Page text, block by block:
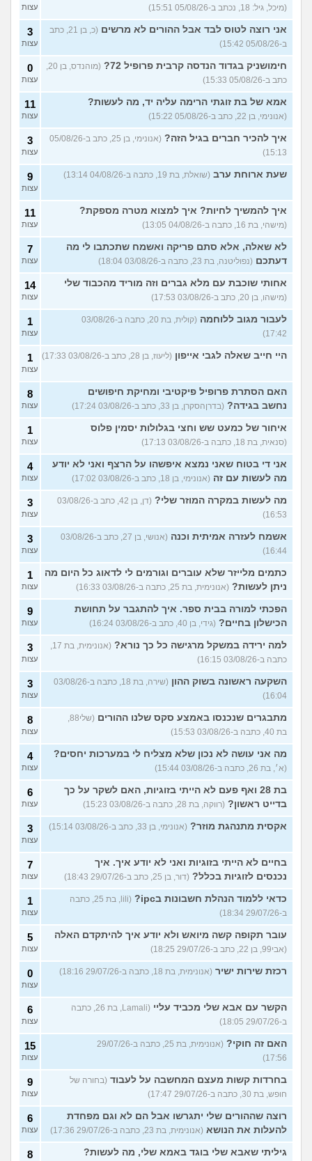
מסלול אופק מודיעין - האם
2
מה לסמן בשאלון העדפות אם
אני לא רוצה קרבי?
1
עוד שאלות חדשות במדור
(מיכל, גיל: 18, נכתב ב-05/08/26 15:51) עצות
אני רוצה לטוס לבד אבל ההורים לא מרשים
(כ, בן 21, כתב
ב-05/08/26 15:42)
3
עצות
חימושניק בגדוד הנדסה קרבית פרופיל 72?
(מוהנדס, בן 20,
כתב ב-05/08/26 15:33)
0
עצות
אמא של בת זוגתי הרימה עליה יד, מה לעשות?
(אנונימי, בן 22, כתב ב-05/08/26 15:22)
11
עצות
איך להכיר חברים בגיל הזה?
(אנונימי, בן 25, כתב ב-05/08/26
15:13)
3
עצות
שעת ארוחת ערב (שואלת, בת 19, כתבה ב-04/08/26 13:14) 9
עצות
איך להמשיך לחיות? איך למצוא מטרה מספקת?
(מישהי, בת 16, כתבה ב-04/08/26 13:05)
11
עצות
לא שאלה, אלא סתם פריקה ואשמח שתכתבו לי מה
דעתכם (נפוליטנה, בת 23, כתבה ב-03/08/26 18:04)
7
עצות
אחותי שוכבת עם מלא גברים וזה מוריד מהכבוד שלי
(מישהו, בן 20, כתב ב-03/08/26 17:53)
14
עצות
לעבור מגוב ללוחמה
(קולית, בת 20, כתבה ב-03/08/26
17:42)
1
עצות
היי חייב שאלה לגבי אייפון (ליעוז, בן 28, כתב ב-03/08/26 17:33) 1
עצות
האם הסתרת פרופיל פיקטיבי ומחיקת חיפושים
נחשב בגידה? (בדרןהסקרן, בן 33, כתב ב-03/08/26 17:24)
8
עצות
איחור של כמעט שש וחצי בגלולות יסמין פלוס
(סנאית, בת 18, כתבה ב-03/08/26 17:13)
1
עצות
אני די בטוח שאני נמצא איפשהו על הרצף ואני לא יודע
מה לעשות עם זה (אנונימי, בן 18, כתב ב-03/08/26 17:02)
4
עצות
מה לעשות במקרה המוזר שלי?
(דן, בן 42, כתב ב-03/08/26
16:53)
3
עצות
אשמח לעזרה אמיתית וכנה
(אנושי, בן 27, כתב ב-03/08/26
16:44)
3
עצות
כתמים מלייזר שלא עוברים וגורמים לי לדאוג כל היום מה
ניתן לעשות? (אנונימית, בת 25, כתבה ב-03/08/26 16:33)
1
עצות
הפכתי למורה בבית ספר. איך להתגבר על תחושת
הכישלון בחיים? (גידי, בן 40, כתב ב-03/08/26 16:24)
9
עצות
למה ירידה במשקל מרגישה כל כך נורא?
(אנונימית, בת 17,
כתבה ב-03/08/26 16:15)
3
עצות
השקעה ראשונה בשוק ההון
(שירה, בת 18, כתבה ב-03/08/26
16:04)
3
עצות
מתבגרים שנכנסו באמצע סקס שלנו ההורים
(שלי88,
בת 40, כתבה ב-03/08/26 15:53)
8
עצות
מה אני עושה לא נכון שלא מצליח לי במערכות יחסים?
(א׳, בת 26, כתבה ב-03/08/26 15:44)
4
עצות
בת 28 ואף פעם לא הייתי בזוגיות, האם לשקר על כך
בדייט ראשון? (רווקה, בת 28, כתבה ב-03/08/26 15:23)
6
עצות
אקסית מתנהגת מוזר? (אנונימי, בן 33, כתב ב-03/08/26 15:14) 3
עצות
בחיים לא הייתי בזוגיות ואני לא יודע איך. איך
נכנסים לזוגיות בכלל? (דור, בן 25, כתב ב-29/07/26 18:43)
7
עצות
כדאי ללמוד הנהלת חשבונות בipc?
(lili, בת 25, כתבה
ב-29/07/26 18:34)
1
עצות
עובר תקופה קשה מיואש ולא יודע איך להיתקדם האלה
(אבי99, בן 22, כתב ב-29/07/26 18:25)
5
עצות
רכזת שירות ישיר (אנונימית, בת 18, כתבה ב-29/07/26 18:16) 0
עצות
הקשר עם אבא שלי מכביד עליי
(Lamali, בת 26, כתבה
ב-29/07/26 18:05)
6
עצות
האם זה חוקי?
(אנונימית, בת 25, כתבה ב-29/07/26
17:56)
15
עצות
בחרדות קשות מעצם המחשבה על לעבוד (בחורה של
חופש, בת 30, כתבה ב-29/07/26 17:47)
9
עצות
רוצה שההורים שלי יתגרשו אבל הם לא וגם מפחדת
להעלות את הנושא (אנונימית, בת 23, כתבה ב-29/07/26 17:36)
6
עצות
גיליתי שאבא שלי בוגד באמא שלי, מה לעשות? 8